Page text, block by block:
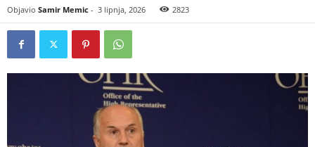
Objavio Samir Memic - 3 lipnja, 2026 2823